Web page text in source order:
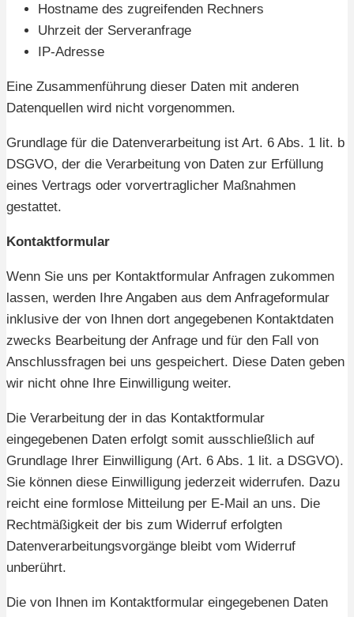
Hostname des zugreifenden Rechners
Uhrzeit der Serveranfrage
IP-Adresse
Eine Zusammenführung dieser Daten mit anderen
Datenquellen wird nicht vorgenommen.
Grundlage für die Datenverarbeitung ist Art. 6 Abs. 1 lit. b
DSGVO, der die Verarbeitung von Daten zur Erfüllung
eines Vertrags oder vorvertraglicher Maßnahmen
gestattet.
Kontaktformular
Wenn Sie uns per Kontaktformular Anfragen zukommen
lassen, werden Ihre Angaben aus dem Anfrageformular
inklusive der von Ihnen dort angegebenen Kontaktdaten
zwecks Bearbeitung der Anfrage und für den Fall von
Anschlussfragen bei uns gespeichert. Diese Daten geben
wir nicht ohne Ihre Einwilligung weiter.
Die Verarbeitung der in das Kontaktformular
eingegebenen Daten erfolgt somit ausschließlich auf
Grundlage Ihrer Einwilligung (Art. 6 Abs. 1 lit. a DSGVO).
Sie können diese Einwilligung jederzeit widerrufen. Dazu
reicht eine formlose Mitteilung per E-Mail an uns. Die
Rechtmäßigkeit der bis zum Widerruf erfolgten
Datenverarbeitungsvorgänge bleibt vom Widerruf
unberührt.
Die von Ihnen im Kontaktformular eingegebenen Daten